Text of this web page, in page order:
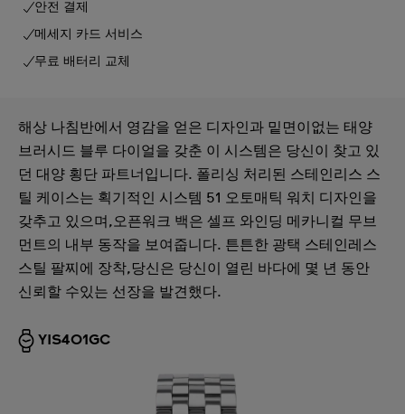
안전 결제
메세지 카드 서비스
무료 배터리 교체
해상 나침반에서 영감을 얻은 디자인과 밑면이없는 태양
브러시드 블루 다이얼을 갖춘 이 시스템은 당신이 찾고 있
던 대양 횡단 파트너입니다. 폴리싱 처리된 스테인리스 스
틸 케이스는 획기적인 시스템 51 오토매틱 워치 디자인을
갖추고 있으며,오픈워크 백은 셀프 와인딩 메카니컬 무브
먼트의 내부 동작을 보여줍니다. 튼튼한 광택 스테인레스
스틸 팔찌에 장착,당신은 당신이 열린 바다에 몇 년 동안
신뢰할 수있는 선장을 발견했다.
YIS401GC